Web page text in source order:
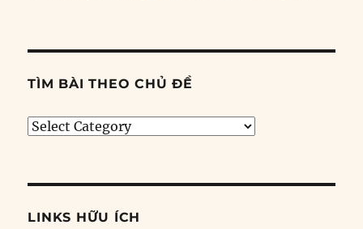
TÌM BÀI THEO CHỦ ĐỀ
Tìm
đề
LINKS HỮU ÍCH